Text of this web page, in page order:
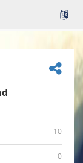
10
0